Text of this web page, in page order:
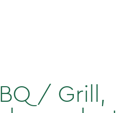
/ Grill,